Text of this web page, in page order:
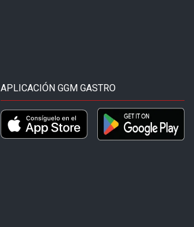
APLICACIÓN GGM GASTRO